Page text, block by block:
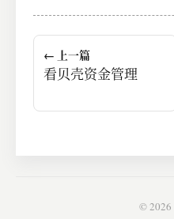
← 上一篇
看贝壳资金管理
© 2026